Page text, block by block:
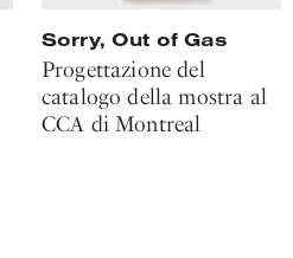
Sorry, Out of Gas
Progettazione del
catalogo della mostra al
CCA di Montreal